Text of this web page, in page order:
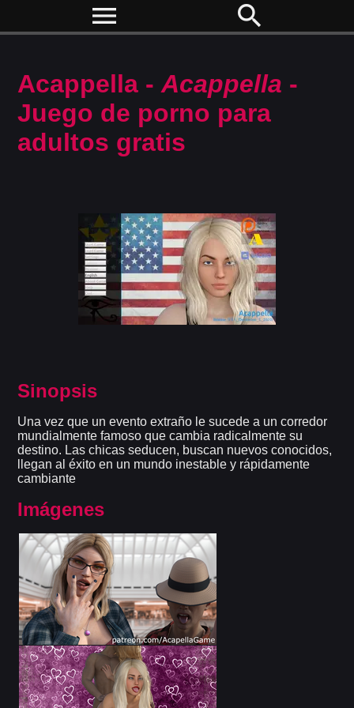
menu search
Acappella -Acappella -
Juego de porno para
adultos gratis
Sinopsis
Una vez que un evento extraño le sucede a un corredor
mundialmente famoso que cambia radicalmente su
destino. Las chicas seducen, buscan nuevos conocidos,
llegan al éxito en un mundo inestable y rápidamente
cambiante
Imágenes